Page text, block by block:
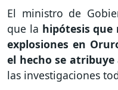
El ministro de
que la hipótesis que
explosiones en
el hecho se
las investigaciones